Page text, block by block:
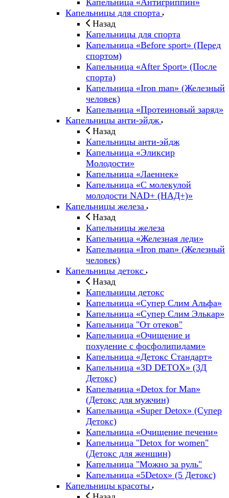
Капельница «Антигриппин»
Капельницы для спорта
Назад
Капельницы для спорта
Капельница «Before sport» (Перед
спортом)
Капельница «After Sport» (После
спорта)
Капельница «Iron man» (Железный
человек)
Капельница «Протеиновый заряд»
Капельницы анти-эйдж
Назад
Капельницы анти-эйдж
Капельница «Эликсир
Молодости»
Капельница «Лаеннек»
Капельница «С молекулой
молодости NAD+ (НАД+)»
Капельницы железа
Назад
Капельницы железа
Капельница «Железная леди»
Капельница «Iron man» (Железный
человек)
Капельницы детокс
Назад
Капельницы детокс
Капельница «Супер Слим Альфа»
Капельница «Супер Слим Элькар»
Капельница "От отеков"
Капельница «Очищение и
похудение с фосфолипидами»
Капельница «Детокс Стандарт»
Капельница «3D DETOX» (3Д
Детокс)
Капельница «Detox for Man»
(Детокс для мужчин)
Капельница «Super Detox» (Супер
Детокс)
Капельница «Очищение печени»
Капельница "Detox for women"
(Детокс для женщин)
Капельница "Можно за руль"
Капельница «5Detox» (5 Детокс)
Капельницы красоты